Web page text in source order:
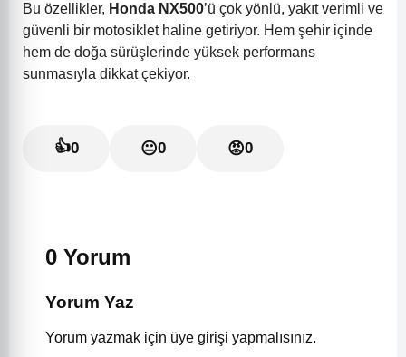
Bu özellikler, Honda NX500’ü çok yönlü, yakıt verimli ve
güvenli bir motosiklet haline getiriyor. Hem şehir içinde
hem de doğa sürüşlerinde yüksek performans
sunmasıyla dikkat çekiyor.
👍0 😐0 😡0
0 Yorum
Yorum Yaz
Yorum yazmak için üye girişi yapmalısınız.